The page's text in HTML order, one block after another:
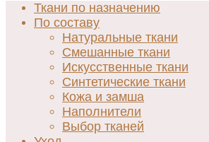
Ткани по назначению
По составу
Натуральные ткани
Смешанные ткани
Искусственные ткани
Синтетические ткани
Кожа и замша
Наполнители
Выбор тканей